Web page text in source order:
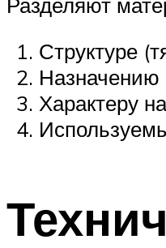
Структуре
Назначению
Характеру